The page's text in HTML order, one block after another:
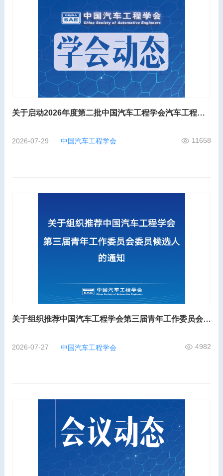
关于启动2026年度第二批中国汽车工程学会汽车工程师工程能力评价的通知
2026-07-29 中国汽车工程学会 11658
关于组织推荐中国汽车工程学会第三届青年工作委员会委员候选人的通知
2026-07-27 中国汽车工程学会 4982